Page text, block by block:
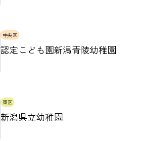
中央区
認定こども園新潟青陵幼稚園
東区
新潟県立幼稚園